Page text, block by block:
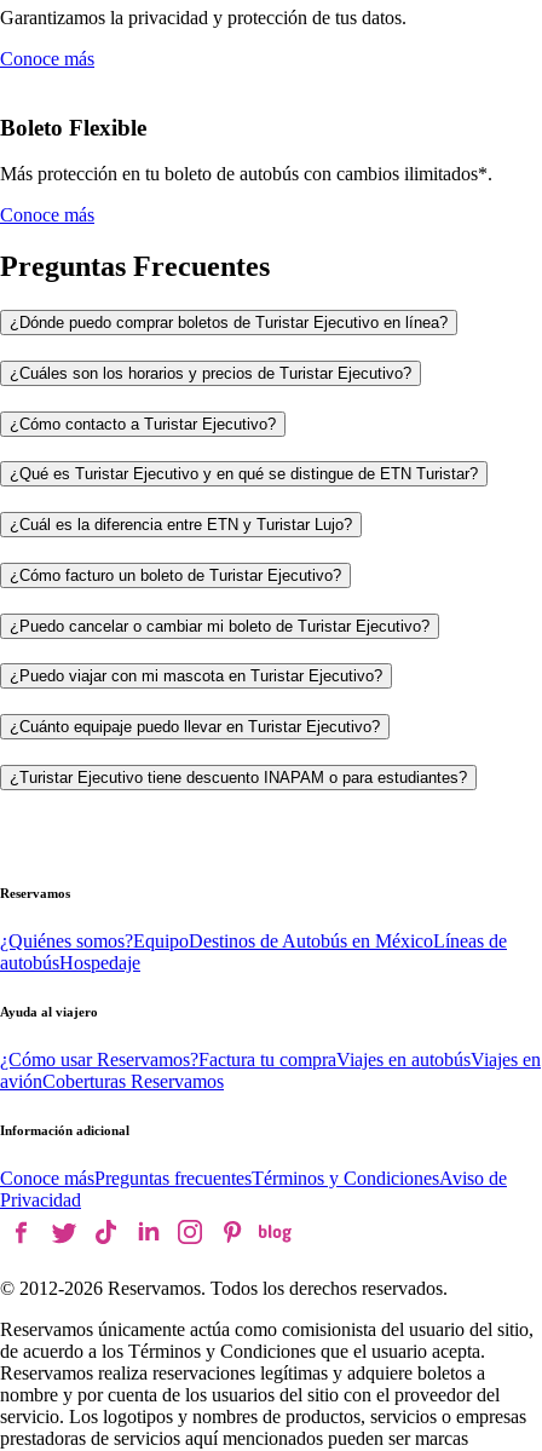
Garantizamos la privacidad y protección de tus datos.
Conoce más
Boleto Flexible
Más protección en tu boleto de autobús con cambios ilimitados*.
Conoce más
Preguntas Frecuentes
¿Dónde puedo comprar boletos de Turistar Ejecutivo en línea?
¿Cuáles son los horarios y precios de Turistar Ejecutivo?
¿Cómo contacto a Turistar Ejecutivo?
¿Qué es Turistar Ejecutivo y en qué se distingue de ETN Turistar?
¿Cuál es la diferencia entre ETN y Turistar Lujo?
¿Cómo facturo un boleto de Turistar Ejecutivo?
¿Puedo cancelar o cambiar mi boleto de Turistar Ejecutivo?
¿Puedo viajar con mi mascota en Turistar Ejecutivo?
¿Cuánto equipaje puedo llevar en Turistar Ejecutivo?
¿Turistar Ejecutivo tiene descuento INAPAM o para estudiantes?
Reservamos
¿Quiénes somos?EquipoDestinos de Autobús en MéxicoLíneas de
autobúsHospedaje
Ayuda al viajero
¿Cómo usar Reservamos?Factura tu compraViajes en autobúsViajes en
aviónCoberturas Reservamos
Información adicional
Conoce másPreguntas frecuentesTérminos y CondicionesAviso de
Privacidad
© 2012-2026 Reservamos. Todos los derechos reservados.
Reservamos únicamente actúa como comisionista del usuario del sitio,
de acuerdo a los Términos y Condiciones que el usuario acepta.
Reservamos realiza reservaciones legítimas y adquiere boletos a
nombre y por cuenta de los usuarios del sitio con el proveedor del
servicio. Los logotipos y nombres de productos, servicios o empresas
prestadoras de servicios aquí mencionados pueden ser marcas